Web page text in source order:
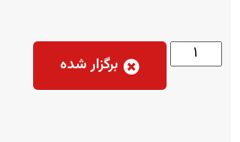
برگزار شده